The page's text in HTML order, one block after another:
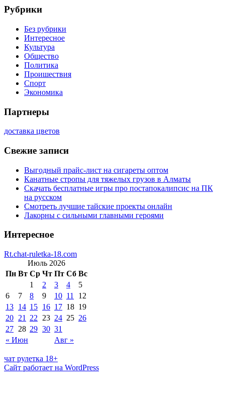
Рубрики
Без рубрики
Интересное
Культура
Общество
Политика
Проишествия
Спорт
Экономика
Партнеры
доставка цветов
Свежие записи
Выгодный прайс-лист на сигареты оптом
Канатные стропы для тяжелых грузов в Алматы
Скачать бесплатные игры про постапокалипсис на ПК
на русском
Смотреть лучшие тайские проекты онлайн
Лакорны с сильными главными героями
Интересное
Rt.chat-ruletka-18.com
Июль 2026
Пн Вт Ср Чт Пт Сб Вс
« Июн Авг »
1 2 3 4
5
6
7 8 9 10 11
12
13 14 15 16 17 18 19
20 21 22 23 24 25 26
27 28 29 30 31
чат рулетка 18+
Сайт работает на WordPress